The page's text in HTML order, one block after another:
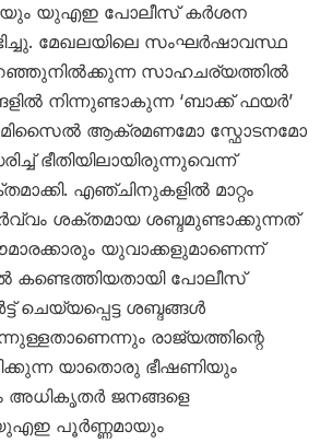
യുഎഇ പോലീസ് കർശന
മേഖലയിലെ സംഘർഷാവസ്ഥ
സാഹചര്യത്തിൽ
നിന്നുണ്ടാകുന്ന ‘ബാക്ക് ഫയർ’
മിസൈൽ ആക്രമണമോ സ്ഫോടനമോ
ഭീതിയിലായിരുന്നുവെന്ന്
എഞ്ചിനുകളിൽ മാറ്റം
ശക്തമായ ശബ്ദമുണ്ടാക്കുന്നത്
യുവാക്കളുമാണെന്ന്
പോലീസ്
ചെയ്യപ്പെട്ട ശബ്ദങ്ങൾ
രാജ്യത്തിന്റെ
യാതൊരു ഭീഷണിയും
അധികൃതർ ജനങ്ങളെ
പൂർണ്ണമായും